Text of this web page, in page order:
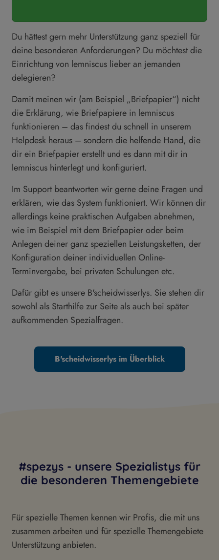
Du hättest gern mehr Unterstützung ganz speziell für
deine besonderen Anforderungen? Du möchtest die
Einrichtung von lemniscus lieber an jemanden
delegieren?
Damit meinen wir (am Beispiel „Briefpapier“) nicht
die Erklärung, wie Briefpapiere in lemniscus
funktionieren – das findest du schnell in unserem
Helpdesk heraus – sondern die helfende Hand, die
dir ein Briefpapier erstellt und es dann mit dir in
lemniscus hinterlegt und konfiguriert.
Im Support beantworten wir gerne deine Fragen und
erklären, wie das System funktioniert. Wir können dir
allerdings keine praktischen Aufgaben abnehmen,
wie im Beispiel mit dem Briefpapier oder beim
Anlegen deiner ganz speziellen Leistungsketten, der
Konfiguration deiner individuellen Online-
Terminvergabe, bei privaten Schulungen etc.
Dafür gibt es unsere B'scheidwisserlys. Sie stehen dir
sowohl als Starthilfe zur Seite als auch bei später
aufkommenden Spezialfragen.
B'scheidwisserlys im Überblick
#spezys - unsere Spezialistys für
die besonderen Themengebiete
Für spezielle Themen kennen wir Profis, die mit uns
zusammen arbeiten und für spezielle Themengebiete
Unterstützung anbieten.